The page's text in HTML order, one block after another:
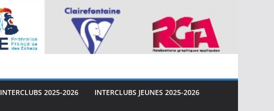
INTERCLUBS 2025-2026 INTERCLUBS JEUNES 2025-2026